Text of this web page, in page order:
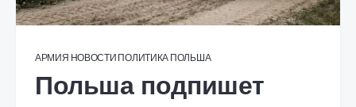
АРМИЯ НОВОСТИ ПОЛИТИКА ПОЛЬША
Польша подпишет